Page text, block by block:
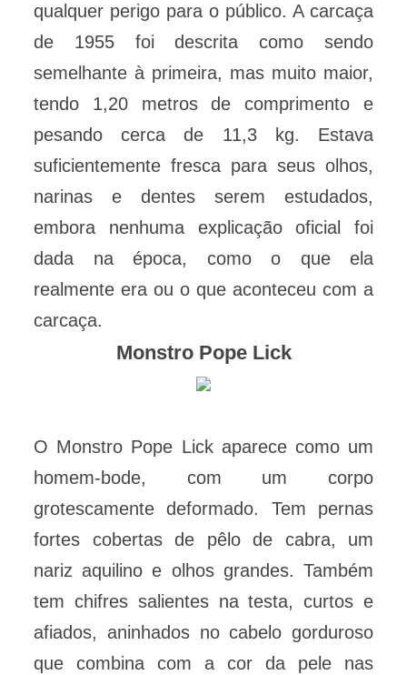
qualquer perigo para o público. A carcaça
de 1955 foi descrita como sendo
semelhante à primeira, mas muito maior,
tendo 1,20 metros de comprimento e
pesando cerca de 11,3 kg. Estava
suficientemente fresca para seus olhos,
narinas e dentes serem estudados,
embora nenhuma explicação oficial foi
dada na época, como o que ela
realmente era ou o que aconteceu com a
carcaça.
Monstro Pope Lick
O Monstro Pope Lick aparece como um
homem-bode, com um corpo
grotescamente deformado. Tem pernas
fortes cobertas de pêlo de cabra, um
nariz aquilino e olhos grandes. Também
tem chifres salientes na testa, curtos e
afiados, aninhados no cabelo gorduroso
que combina com a cor da pele nas